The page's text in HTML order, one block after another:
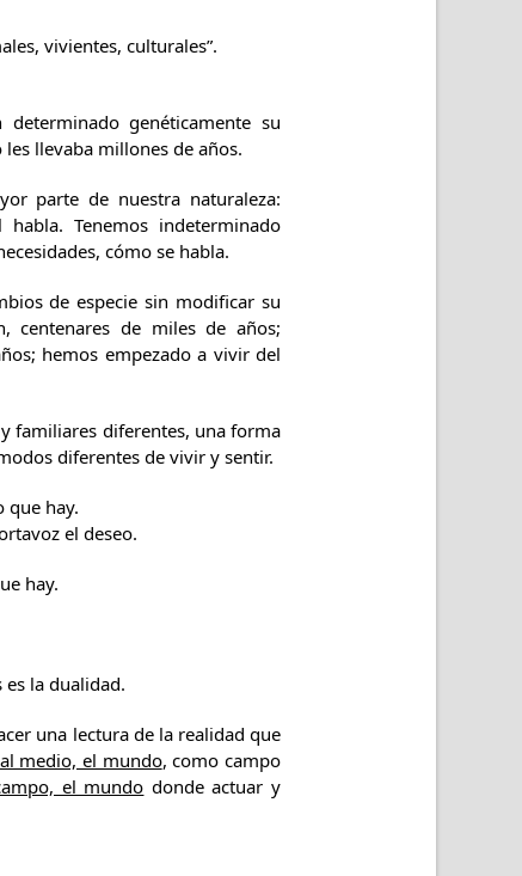
vivientes, culturales”.
genéticamente su
llevaba millones de años.
parte de nuestra naturaleza:
Tenemos indeterminado
cómo se habla.
de especie sin modificar su
centenares de miles de años;
hemos empezado a vivir del
familiares diferentes, una forma
diferentes de vivir y sentir.
que hay.
el deseo.
hay.
la dualidad.
una lectura de la realidad que
al medio, el mundo, como campo
el mundo donde actuar y